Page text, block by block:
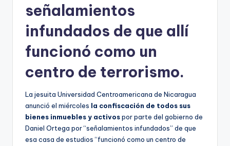
señalamientos
infundados de que allí
funcionó como un
centro de terrorismo.
La jesuita Universidad Centroamericana de Nicaragua
anunció el miércoles la confiscación de todos sus
bienes inmuebles y activospor parte del gobierno de
Daniel Ortega por “señalamientos infundados” de que
esa casa de estudios “funcionó como un centro de